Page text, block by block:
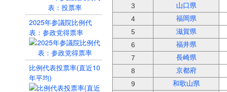
2025年参議院比例代
表：参政党得票率
比例代表投票率(直近10
年平均)
3
山口県
4
福岡県
5
滋賀県
6
福井県
7
長崎県
8
京都府
9
和歌山県